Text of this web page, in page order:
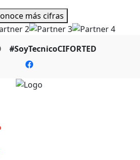
más cifras
#SoyTecnicoCIFORTED
Cali - San Bosco
- Barrio Popular
Tumaco - Nariño